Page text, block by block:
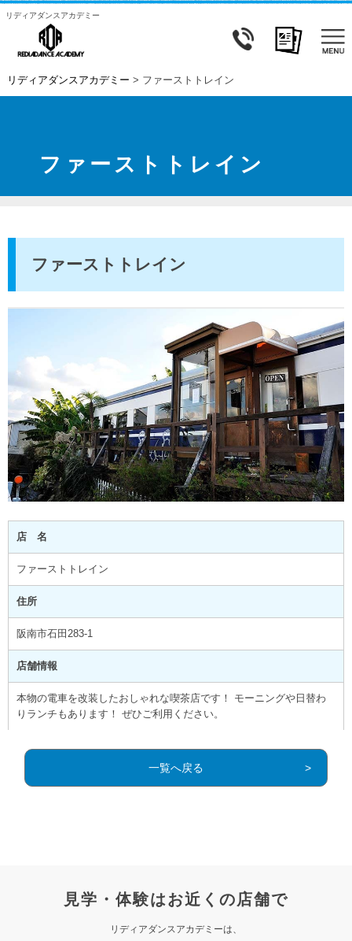
リディアダンスアカデミー
リディアダンスアカデミー > ファーストトレイン
ファーストトレイン
ファーストトレイン
店 名
ファーストトレイン
住所
阪南市石田283-1
店舗情報
本物の電車を改装したおしゃれな喫茶店です！ モーニングや日替わ
りランチもあります！ ぜひご利用ください。
一覧へ戻る
見学・体験はお近くの店舗で
リディアダンスアカデミーは、